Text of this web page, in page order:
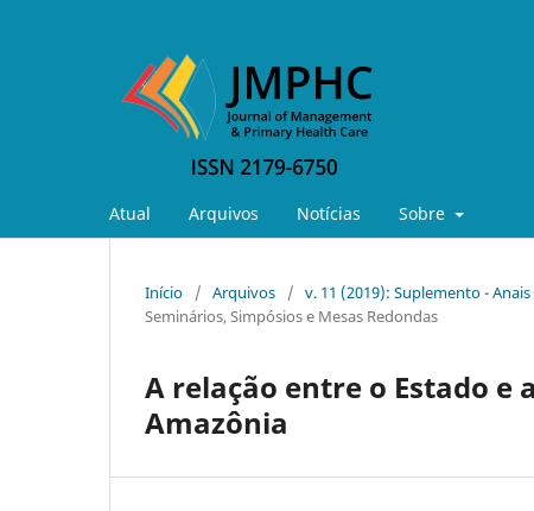
Atual Arquivos Notícias Sobre
Início / Arquivos / v. 11 (2019): Suplemento -
Seminários, Simpósios e Mesas Redondas
A relação entre o Estado e
Amazônia